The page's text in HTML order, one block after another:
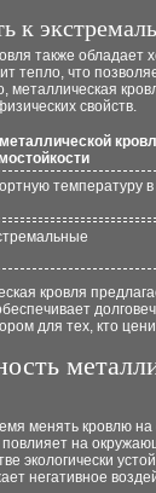
к
также
тепло, что
металлическая
свойств.
температуру в
кровля
для тех, кто
менять кровлю
на
экологически
негативное